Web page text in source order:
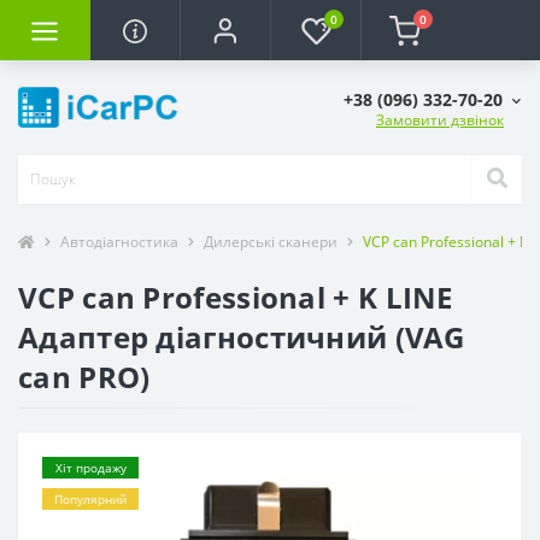
0 0
+38 (096) 332-70-20
Замовити дзвінок
Автодіагностика Дилерські сканери VCP can Professional + K
VCP can Professional + K LINE
Адаптер діагностичний (VAG
can PRO)
Хіт продажу
Популярний